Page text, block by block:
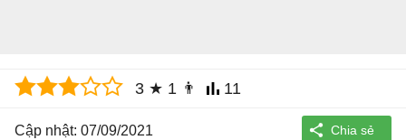
3 ★ 1 👨 11
Cập nhật: 07/09/2021